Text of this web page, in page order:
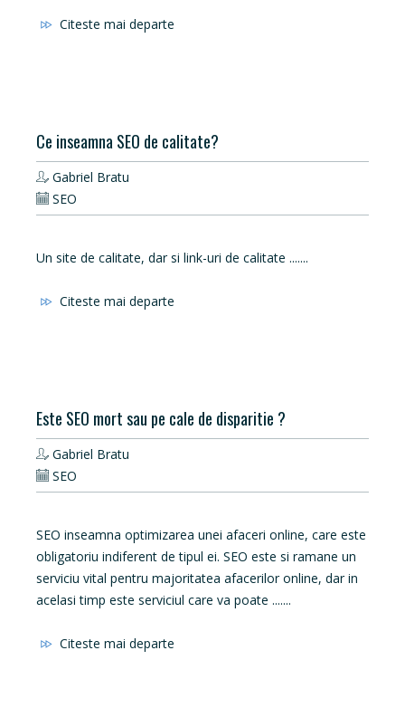
Citeste mai departe
Ce inseamna SEO de calitate?
Gabriel Bratu
SEO
Un site de calitate, dar si link-uri de calitate .......
Citeste mai departe
Este SEO mort sau pe cale de disparitie ?
Gabriel Bratu
SEO
SEO inseamna optimizarea unei afaceri online, care este
obligatoriu indiferent de tipul ei. SEO este si ramane un
serviciu vital pentru majoritatea afacerilor online, dar in
acelasi timp este serviciul care va poate .......
Citeste mai departe